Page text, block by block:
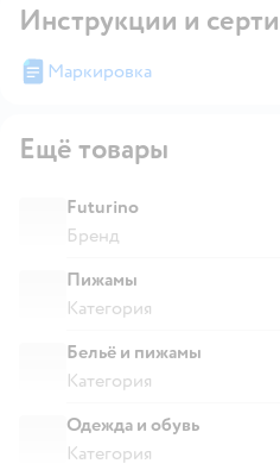
Инструкции и
Маркировка
Ещё товары
Futurino
Бренд
Пижамы
Категория
Бельё и пижамы
Категория
Одежда и обувь
Категория